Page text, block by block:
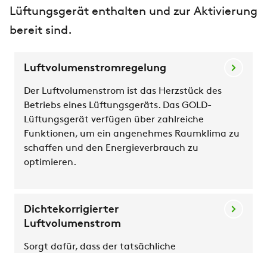
Lüftungsgerät enthalten und zur Aktivierung
bereit sind.
Luftvolumenstromregelung
Der Luftvolumenstrom ist das Herzstück des
Betriebs eines Lüftungsgeräts. Das GOLD-
Lüftungsgerät verfügen über zahlreiche
Funktionen, um ein angenehmes Raumklima zu
schaffen und den Energieverbrauch zu
optimieren.
Dichtekorrigierter
Luftvolumenstrom
Sorgt dafür, dass der tatsächliche